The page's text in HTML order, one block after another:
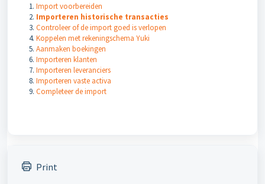
Import voorbereiden
Importeren historische transacties
Controleer of de import goed is verlopen
Koppelen met rekeningschema Yuki
Aanmaken boekingen
Importeren klanten
Importeren leveranciers
Importeren vaste activa
Completeer de import
Print